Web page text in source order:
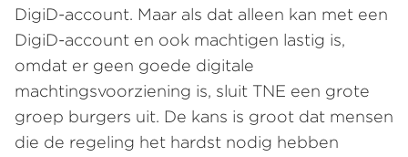
DigiD-account. Maar als dat alleen kan met een
DigiD-account en ook machtigen lastig is,
omdat er geen goede digitale
machtingsvoorziening is, sluit TNE een grote
groep burgers uit. De kans is groot dat mensen
die de regeling het hardst nodig hebben